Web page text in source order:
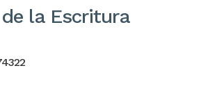
la Escritura